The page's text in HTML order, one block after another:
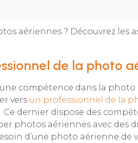
aériennes ? Découvrez les
de la photo
compétence dans la
vers un professionnel de la
Ce dernier dispose des
photos aériennes avec des
d’une photo aérienne